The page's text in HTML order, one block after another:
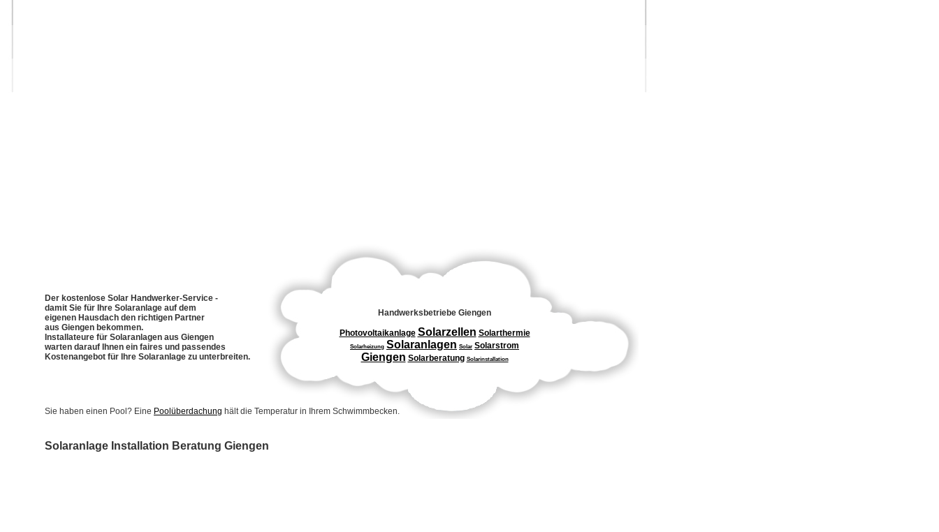
Der kostenlose Solar Handwerker-Service -
damit Sie für Ihre Solaranlage auf dem
eigenen Hausdach den richtigen Partner
aus Giengen bekommen.
Installateure für Solaranlagen aus Giengen
warten darauf Ihnen ein faires und passendes
Kostenangebot für Ihre Solaranlage zu unterbreiten.
Handwerksbetriebe Giengen
Photovoltaikanlage Solarzellen Solarthermie
Solarheizung Solaranlagen Solar Solarstrom
Giengen Solarberatung Solarinstallation
Sie haben einen Pool? Eine Poolüberdachung hält die Temperatur in Ihrem Schwimmbecken.
Solaranlage Installation Beratung Giengen